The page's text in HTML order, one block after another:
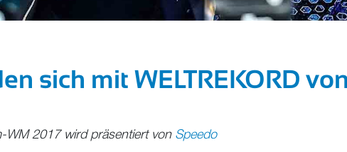
sich mit WELTREKORD
WM 2017 wird präsentiert von Speedo